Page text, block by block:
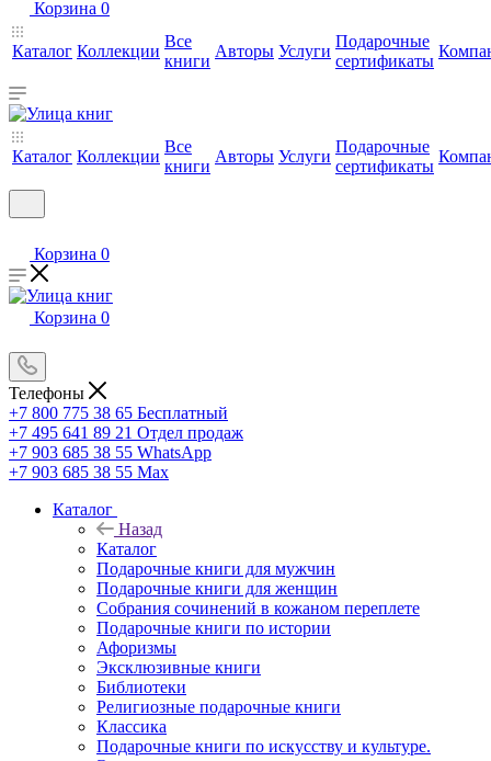
Корзина 0
Каталог Коллекции
Все
книги
Авторы Услуги
Подарочные
сертификаты
Каталог Коллекции
Все
книги
Авторы Услуги
Подарочные
сертификаты
Корзина 0
Корзина 0
Телефоны
+7 800 775 38 65 Бесплатный
+7 495 641 89 21 Отдел продаж
+7 903 685 38 55 WhatsApp
+7 903 685 38 55 Max
Каталог
Назад
Каталог
Подарочные книги для мужчин
Подарочные книги для женщин
Собрания сочинений в кожаном переплете
Подарочные книги по истории
Афоризмы
Эксклюзивные книги
Библиотеки
Религиозные подарочные книги
Классика
Подарочные книги по искусству и культуре.